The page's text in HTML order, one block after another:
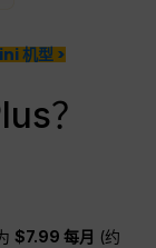
机型 >
？
$7.99 每月 (约